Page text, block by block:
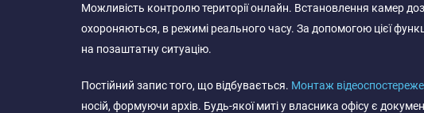
Можливість контролю території онлайн. Встановлення камер
охороняються, в режимі реального часу. За допомогою цієї
на позаштатну ситуацію.
Постійний запис того, що відбувається. Монтаж
носій, формуючи архів. Будь-якої миті у власника офісу є